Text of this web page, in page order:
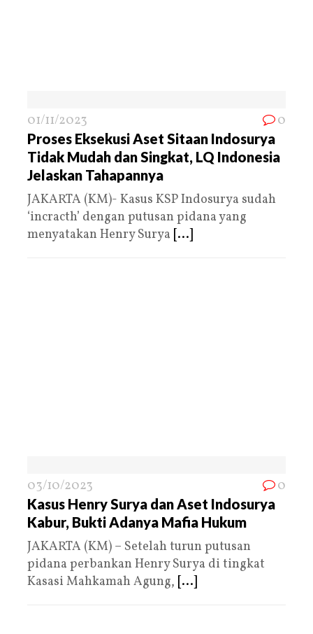
01/11/2023 0
Proses Eksekusi Aset Sitaan Indosurya
Tidak Mudah dan Singkat, LQ Indonesia
Jelaskan Tahapannya
JAKARTA (KM)- Kasus KSP Indosurya sudah
‘incracth’ dengan putusan pidana yang
menyatakan Henry Surya [...]
03/10/2023 0
Kasus Henry Surya dan Aset Indosurya
Kabur, Bukti Adanya Mafia Hukum
JAKARTA (KM) – Setelah turun putusan
pidana perbankan Henry Surya di tingkat
Kasasi Mahkamah Agung, [...]